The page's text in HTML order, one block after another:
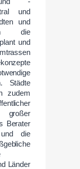
und
und
die
und
Städte
zudem
Berater
die
Länder